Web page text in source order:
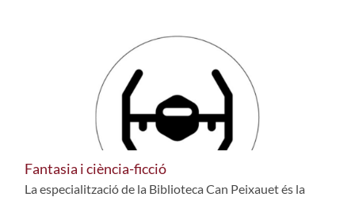
Fantasia i ciència-ficció
La especialització de la Biblioteca Can Peixauet és la